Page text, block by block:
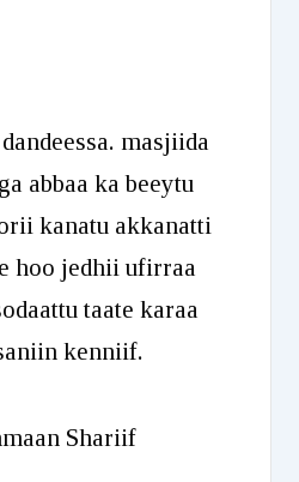
masjiida
abbaa ka beeytu
kanatu akkanatti
hoo jedhii ufirraa
taate karaa
kenniif.
Shariif